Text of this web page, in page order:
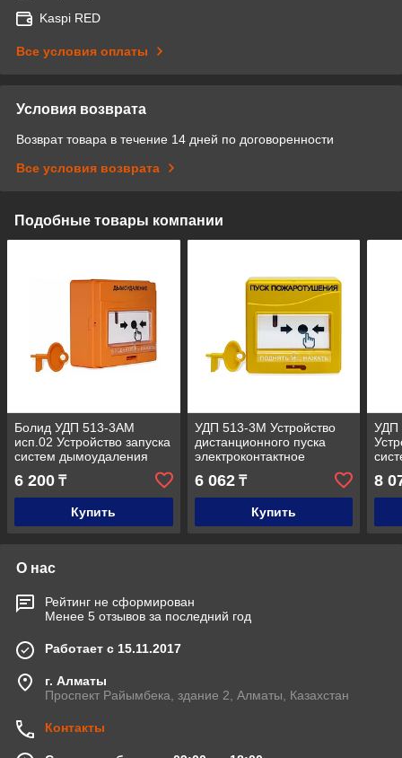
Kaspi RED
Все условия оплаты
Условия возврата
Возврат товара в течение 14 дней по договоренности
Все условия возврата
Подобные товары компании
Болид УДП 513-3АМ
исп.02 Устройство запуска
систем дымоудаления
6 200 ₸
Купить
УДП 513-3М Устройство
дистанционного пуска
электроконтактное
6 062₸
Купить
УДП
8
О нас
Рейтинг не сформирован
Менее 5 отзывов за последний год
Работает с 15.11.2017
г. Алматы
Проспект Райымбека, здание 2, Алматы, Казахстан
Контакты